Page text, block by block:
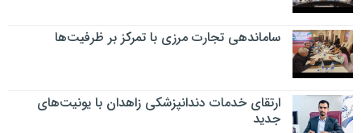
ساماندهی تجارت مرزی با تمرکز بر ظرفیت‌ها
ارتقای خدمات دندانپزشکی زاهدان با یونیت‌های
جدید